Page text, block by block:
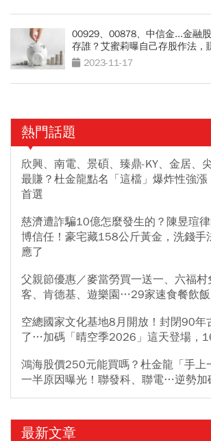
00929、00878、中信金...金融
存誰？艾蜜莉曝自己存股作法，
2023-11-17
熱門話題
欣興、南電、景碩、臻鼎-KY、金居、
最賺？杜金龍點名「這檔」爆炸性強
首選
慈濟遭詐騙10億怎麼發生的？陳昱瑄
博信任！豪宅藏158公斤黃金，洗錢
應了
父親節優惠／麥當勞買一送一、六福村
客、肯德基、遊樂園…29家速食餐飲
空總國家文化基地8月開放！封閉90年
了…加碼「晴空季2026」這天登場，
鴻海股價250元能買嗎？杜金龍「手上
一半原因曝光！聯發科、聯電…逆勢加
最新文章